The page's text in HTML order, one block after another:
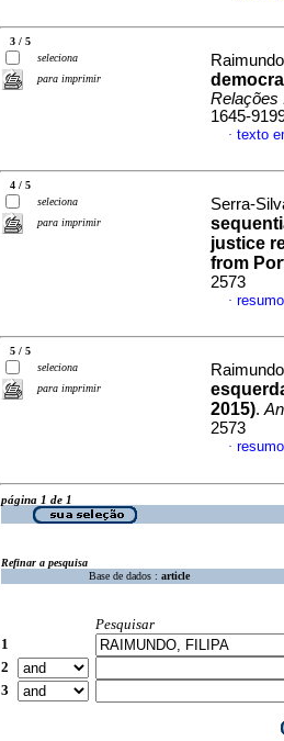
3 / 5
seleciona
para imprimir
Relações
1645-
· texto
4 / 5
seleciona
para imprimir
Serra-
justice
from
2573
·
5 / 5
seleciona
para imprimir
2015).
2573
·
página 1 de 1
Refinar a pesquisa
Base de dados : article
Pesquisar
1
2
3